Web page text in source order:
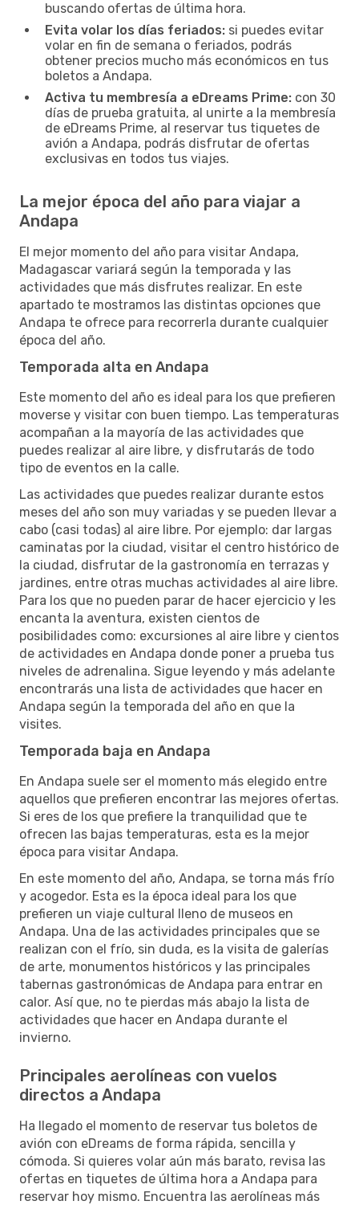
buscando ofertas de última hora.
Evita volar los días feriados: si puedes evitar
volar en fin de semana o feriados, podrás
obtener precios mucho más económicos en tus
boletos a Andapa.
Activa tu membresía a eDreams Prime: con 30
días de prueba gratuita, al unirte a la membresía
de eDreams Prime, al reservar tus tiquetes de
avión a Andapa, podrás disfrutar de ofertas
exclusivas en todos tus viajes.
La mejor época del año para viajar a
Andapa
El mejor momento del año para visitar Andapa,
Madagascar variará según la temporada y las
actividades que más disfrutes realizar. En este
apartado te mostramos las distintas opciones que
Andapa te ofrece para recorrerla durante cualquier
época del año.
Temporada alta en Andapa
Este momento del año es ideal para los que prefieren
moverse y visitar con buen tiempo. Las temperaturas
acompañan a la mayoría de las actividades que
puedes realizar al aire libre, y disfrutarás de todo
tipo de eventos en la calle.
Las actividades que puedes realizar durante estos
meses del año son muy variadas y se pueden llevar a
cabo (casi todas) al aire libre. Por ejemplo: dar largas
caminatas por la ciudad, visitar el centro histórico de
la ciudad, disfrutar de la gastronomía en terrazas y
jardines, entre otras muchas actividades al aire libre.
Para los que no pueden parar de hacer ejercicio y les
encanta la aventura, existen cientos de
posibilidades como: excursiones al aire libre y cientos
de actividades en Andapa donde poner a prueba tus
niveles de adrenalina. Sigue leyendo y más adelante
encontrarás una lista de actividades que hacer en
Andapa según la temporada del año en que la
visites.
Temporada baja en Andapa
En Andapa suele ser el momento más elegido entre
aquellos que prefieren encontrar las mejores ofertas.
Si eres de los que prefiere la tranquilidad que te
ofrecen las bajas temperaturas, esta es la mejor
época para visitar Andapa.
En este momento del año, Andapa, se torna más frío
y acogedor. Esta es la época ideal para los que
prefieren un viaje cultural lleno de museos en
Andapa. Una de las actividades principales que se
realizan con el frío, sin duda, es la visita de galerías
de arte, monumentos históricos y las principales
tabernas gastronómicas de Andapa para entrar en
calor. Así que, no te pierdas más abajo la lista de
actividades que hacer en Andapa durante el
invierno.
Principales aerolíneas con vuelos
directos a Andapa
Ha llegado el momento de reservar tus boletos de
avión con eDreams de forma rápida, sencilla y
cómoda. Si quieres volar aún más barato, revisa las
ofertas en tiquetes de última hora a Andapa para
reservar hoy mismo. Encuentra las aerolíneas más